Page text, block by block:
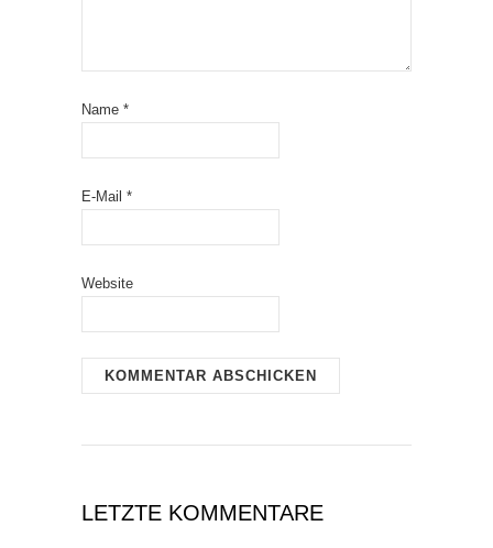
Name *
E-Mail *
Website
LETZTE KOMMENTARE